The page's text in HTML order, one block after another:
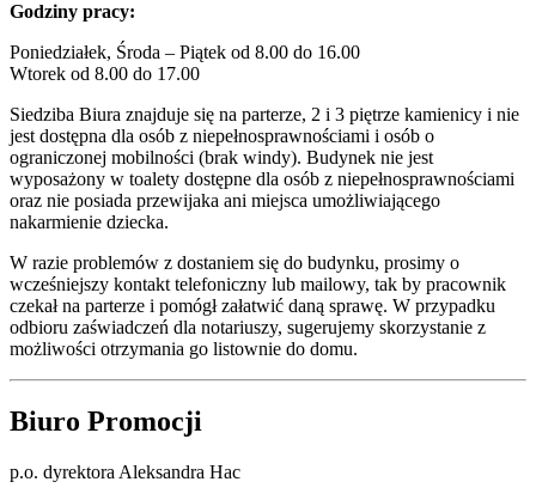
Godziny pracy:
Poniedziałek, Środa – Piątek od 8.00 do 16.00
Wtorek od 8.00 do 17.00
Siedziba Biura znajduje się na parterze, 2 i 3 piętrze kamienicy i nie
jest dostępna dla osób z niepełnosprawnościami i osób o
ograniczonej mobilności (brak windy). Budynek nie jest
wyposażony w toalety dostępne dla osób z niepełnosprawnościami
oraz nie posiada przewijaka ani miejsca umożliwiającego
nakarmienie dziecka.
W razie problemów z dostaniem się do budynku, prosimy o
wcześniejszy kontakt telefoniczny lub mailowy, tak by pracownik
czekał na parterze i pomógł załatwić daną sprawę. W przypadku
odbioru zaświadczeń dla notariuszy, sugerujemy skorzystanie z
możliwości otrzymania go listownie do domu.
Biuro Promocji
p.o. dyrektora Aleksandra Hac